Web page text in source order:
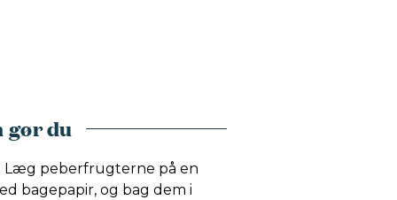
gør du
Læg peberfrugterne på en
bagepapir, og bag dem i